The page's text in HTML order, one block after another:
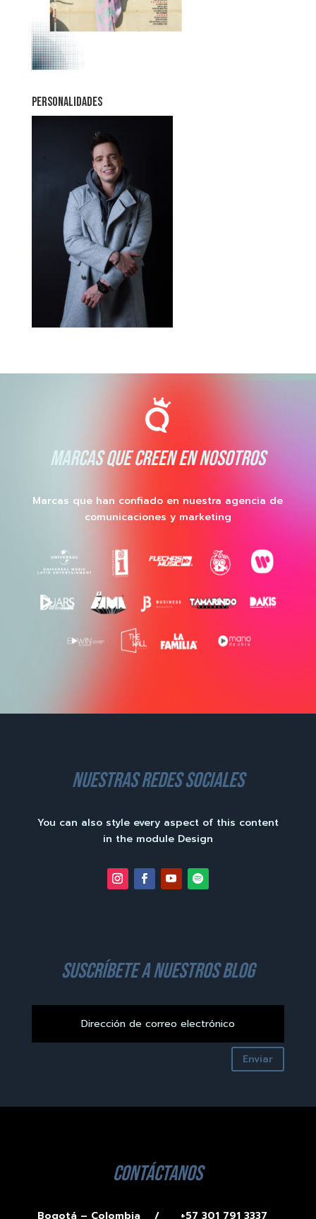
PERSONALIDADES
MARCAS QUE CREEN EN NOSOTROS
Marcas que han confiado en nuestra agencia de
comunicaciones y marketing
nuestras redes sociales
You can also style every aspect of this content
in the module Design
suscríbete a nuestros blog
Enviar
contáctanos
Bogotá – Colombia / +57 301 791 3337